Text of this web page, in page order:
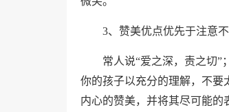
3、赞美优点优先于注意
常人说“爱之深，责之切
你的孩子以充分的理解，不要
内心的赞美，并将其尽可能